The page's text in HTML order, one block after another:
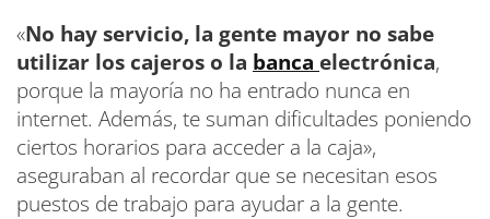
«No hay servicio, la gente mayor no sabe
utilizar los cajeros o la banca electrónica,
porque la mayoría no ha entrado nunca en
internet. Además, te suman dificultades poniendo
ciertos horarios para acceder a la caja»,
aseguraban al recordar que se necesitan esos
puestos de trabajo para ayudar a la gente.